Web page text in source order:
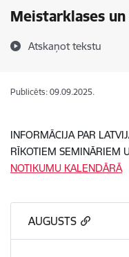
Meistarklases
Atskaņot tekstu
Publicēts: 09.09.2025.
INFORMĀCIJA PAR
RĪKOTIEM SEMINĀRIEM
NOTIKUMU KALENDĀRĀ
AUGUSTS